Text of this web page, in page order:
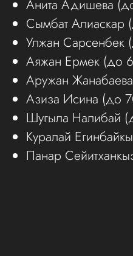
Анита Адишева
Сымбат Алиаскар
Улжан Сарсенбек
Аяжан Ермек (до
Аружан
Азиза Исина (до
Шугыла Налибай
Куралай
Панар